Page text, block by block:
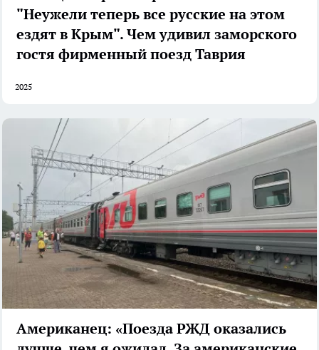
"Неужели теперь все русские на этом
ездят в Крым". Чем удивил заморского
гостя фирменный поезд Таврия
2025
Американец: «Поезда РЖД оказались